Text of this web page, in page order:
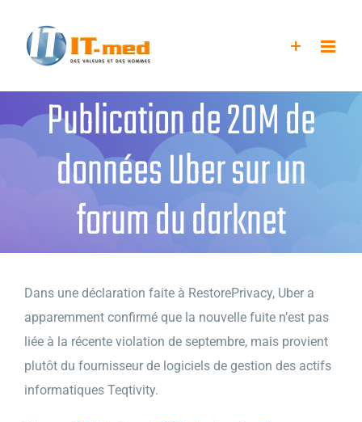
contenu
Publication de 20M de
données Uber sur un
forum du darknet
Dans une déclaration faite à RestorePrivacy, Uber a
apparemment confirmé que la nouvelle fuite n’est pas
liée à la récente violation de septembre, mais provient
plutôt du fournisseur de logiciels de gestion des actifs
informatiques Teqtivity.